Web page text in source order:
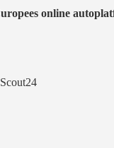
online